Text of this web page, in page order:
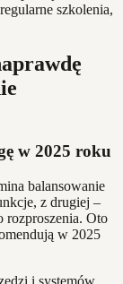
szkolenia,
w 2025 roku
balansowanie
z drugiej –
rozproszenia. Oto
w 2025